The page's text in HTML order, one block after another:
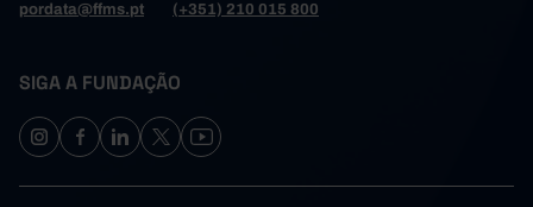
pordata@ffms.pt
(+351) 210 015 800
SIGA A FUNDAÇÃO